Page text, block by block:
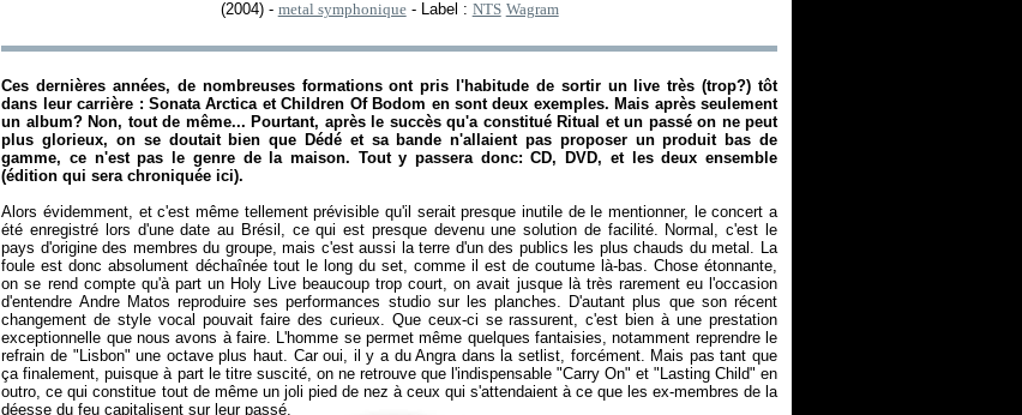
(2004) - metal symphonique - Label : NTS Wagram
Ces dernières années, de nombreuses formations ont pris l'habitude de sortir un live très (trop?) tôt
dans leur carrière : Sonata Arctica et Children Of Bodom en sont deux exemples. Mais après seulement
un album? Non, tout de même... Pourtant, après le succès qu'a constitué Ritual et un passé on ne peut
plus glorieux, on se doutait bien que Dédé et sa bande n'allaient pas proposer un produit bas de
gamme, ce n'est pas le genre de la maison. Tout y passera donc: CD, DVD, et les deux ensemble
(édition qui sera chroniquée ici).
Alors évidemment, et c'est même tellement prévisible qu'il serait presque inutile de le mentionner, le concert a
été enregistré lors d'une date au Brésil, ce qui est presque devenu une solution de facilité. Normal, c'est le
pays d'origine des membres du groupe, mais c'est aussi la terre d'un des publics les plus chauds du metal. La
foule est donc absolument déchaînée tout le long du set, comme il est de coutume là-bas. Chose étonnante,
on se rend compte qu'à part un Holy Live beaucoup trop court, on avait jusque là très rarement eu l'occasion
d'entendre Andre Matos reproduire ses performances studio sur les planches. D'autant plus que son récent
changement de style vocal pouvait faire des curieux. Que ceux-ci se rassurent, c'est bien à une prestation
exceptionnelle que nous avons à faire. L'homme se permet même quelques fantaisies, notamment reprendre le
refrain de "Lisbon" une octave plus haut. Car oui, il y a du Angra dans la setlist, forcément. Mais pas tant que
ça finalement, puisque à part le titre suscité, on ne retrouve que l'indispensable "Carry On" et "Lasting Child" en
outro, ce qui constitue tout de même un joli pied de nez à ceux qui s'attendaient à ce que les ex-membres de la